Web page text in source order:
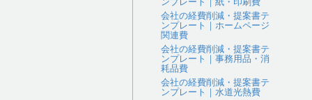
会社の経費削減・提案書テ
ンプレート｜ホームページ
関連費
会社の経費削減・提案書テ
ンプレート｜事務用品・消
耗品費
会社の経費削減・提案書テ
ンプレート｜水道光熱費